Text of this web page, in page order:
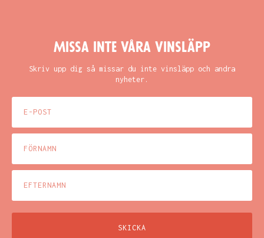
Missa inte våra vinsläpp
Skriv upp dig så missar du inte vinsläpp och andra
nyheter.